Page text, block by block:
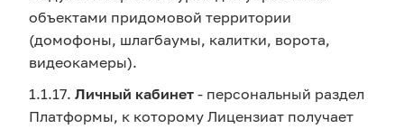
объектами придомовой территории
(домофоны, шлагбаумы, калитки, ворота,
видеокамеры).
1.1.17. Личный кабинет - персональный раздел
Платформы, к которому Лицензиат получает